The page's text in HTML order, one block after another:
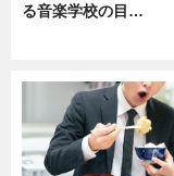
る音楽学校の目…